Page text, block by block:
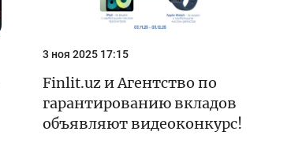
3 ноя 2025 17:15
Finlit.uz и Агентство по
гарантированию вкладов
объявляют видеоконкурс!